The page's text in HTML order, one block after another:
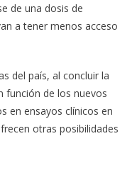
de una dosis de
a tener menos acceso
del país, al concluir la
función de los nuevos
en ensayos clínicos en
otras posibilidades